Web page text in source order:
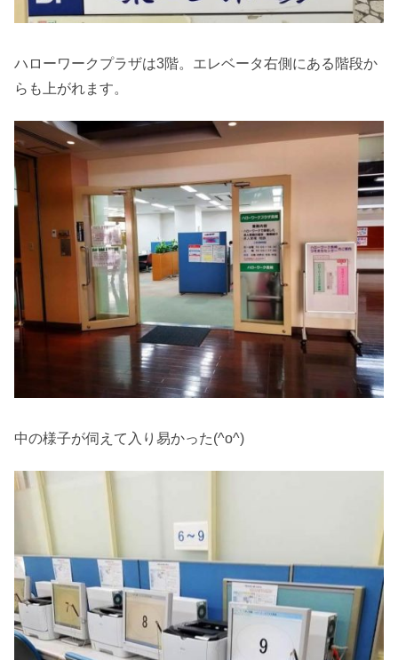
ハローワークプラザは3階。エレベータ右側にある階段か
らも上がれます。
中の様子が伺えて入り易かった(^o^)